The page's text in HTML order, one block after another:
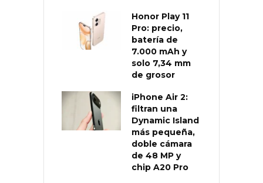
Honor Play 11
Pro: precio,
batería de
7.000 mAh y
solo 7,34 mm
de grosor
iPhone Air 2:
filtran una
Dynamic Island
más pequeña,
doble cámara
de 48 MP y
chip A20 Pro